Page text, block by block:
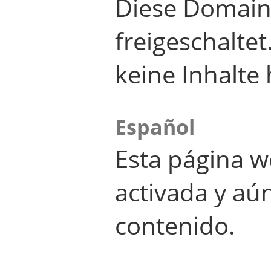
Diese
keine Inhalte
Español
Esta página
activada y
contenido.